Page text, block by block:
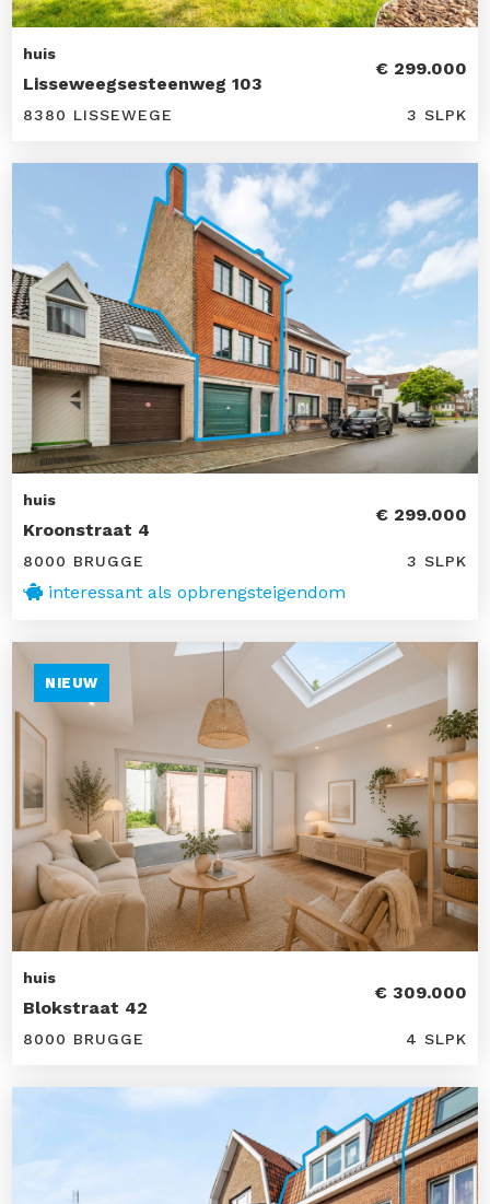
huis
Lisseweegsesteenweg 103
€ 299.000
8380 LISSEWEGE 3 SLPK
huis
Kroonstraat 4
€ 299.000
8000 BRUGGE 3 SLPK
interessant als opbrengsteigendom
NIEUW
huis
Blokstraat 42
€ 309.000
8000 BRUGGE 4 SLPK